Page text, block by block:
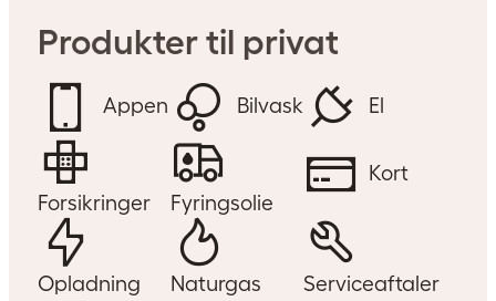
Produkter til privat
Appen Bilvask El
Forsikringer Fyringsolie
Kort
Opladning Naturgas Serviceaftaler